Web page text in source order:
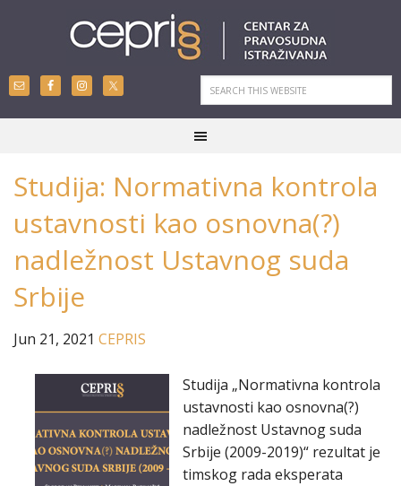
Studija: Normativna kontrola
ustavnosti kao osnovna(?)
nadležnost Ustavnog suda
Srbije
Jun 21, 2021 CEPRIS
Studija „Normativna kontrola
ustavnosti kao osnovna(?)
nadležnost Ustavnog suda
Srbije (2009-2019)“ rezultat je
timskog rada eksperata